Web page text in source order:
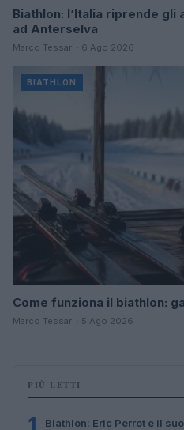
Biathlon: l’Italia riprende gli
ad Anterselva
Marco Tessari · 6 Ago 2026
BIATHLON
Come funziona il biathlon:
Marco Tessari · 5 Ago 2026
PIÙ LETTI
Biathlon: Eric Perrot e il